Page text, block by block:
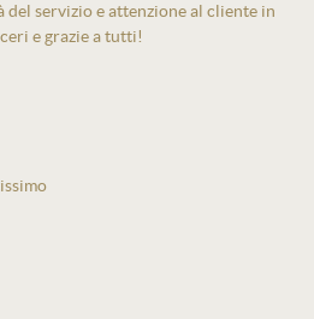
del servizio e attenzione al cliente in
e grazie a tutti!